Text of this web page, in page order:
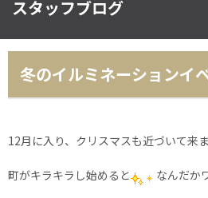
スタッフブログ
冬のイルミネーションイ
12月に入り、クリスマスも近づいて来
町がキラキラし始めると なんだか